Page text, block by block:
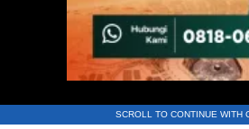
SCROLL TO CONTINUE WITH